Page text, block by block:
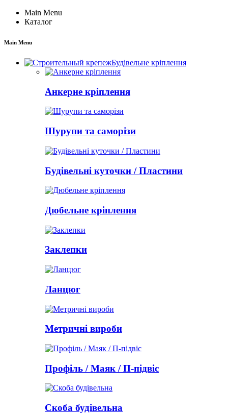
Main Menu
Каталог
Main Menu
Будівельне кріплення
Анкерне кріплення
Шурупи та саморізи
Будівельні куточки / Пластини
Дюбельне кріплення
Заклепки
Ланцюг
Метричні вироби
Профіль / Маяк / П-підвіс
Скоба будівельна